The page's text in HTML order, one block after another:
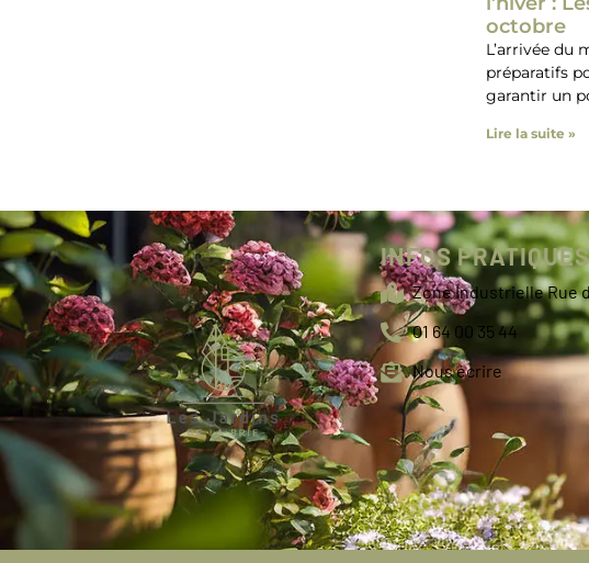
octobre
L’arrivée du
préparatifs
garantir un
Lire la suite »
INFOS PRATIQUES
Zone Industrielle Rue
01 64 00 35 44
Nous écrire